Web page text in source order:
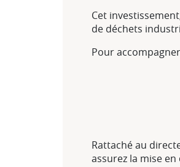
Cet
de déchets
Pour
Rattaché au
assurez la mise